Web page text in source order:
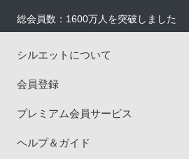
総会員数：1600万人を突破しました
シルエットについて
会員登録
プレミアム会員サービス
ヘルプ＆ガイド